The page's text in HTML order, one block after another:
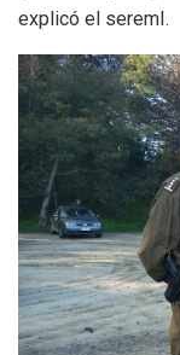
explicó el seremI.